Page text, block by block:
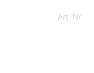
Art. Nr: